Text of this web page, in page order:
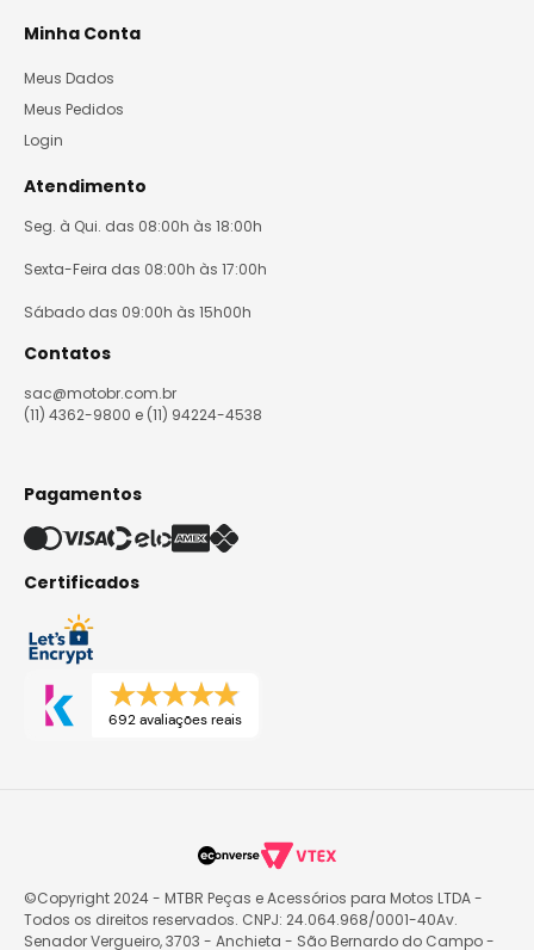
Minha Conta
Meus Dados
Meus Pedidos
Login
Atendimento
Seg. à Qui. das 08:00h às 18:00h
Sexta-Feira das 08:00h às 17:00h
Sábado das 09:00h às 15h00h
Contatos
sac@motobr.com.br
(11) 4362-9800 e (11) 94224-4538
Pagamentos
Certificados
692 avaliações reais
©Copyright 2024 - MTBR Peças e Acessórios para Motos LTDA -
Todos os direitos reservados. CNPJ: 24.064.968/0001-40Av.
Senador Vergueiro, 3703 - Anchieta - São Bernardo do Campo -